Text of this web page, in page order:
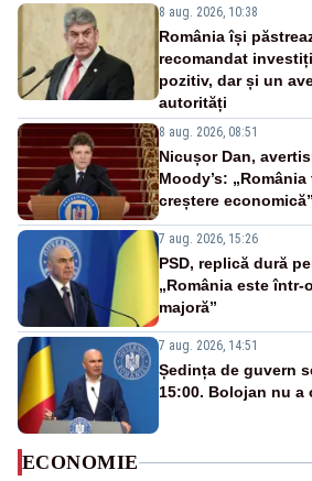
8 aug. 2026, 10:38
România își
recomandat
pozitiv, dar și un
autorități
8 aug. 2026, 08:51
Nicușor Dan,
Moody’s:
creștere economică”
7 aug. 2026, 15:26
PSD, replică dură
„România este
majoră”
7 aug. 2026, 14:51
Ședința de guvern
15:00. Bolojan nu
ECONOMIE